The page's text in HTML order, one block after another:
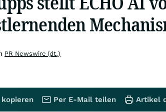
PR Newswire (dt.)
kopieren Per E-Mail teilen Artikel